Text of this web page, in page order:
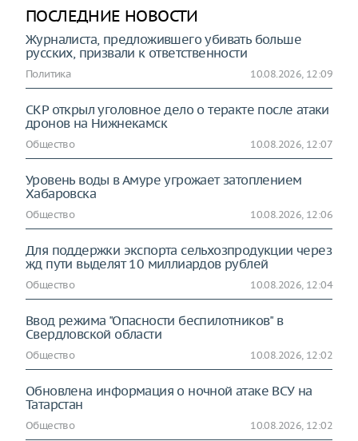
ПОСЛЕДНИЕ НОВОСТИ
Журналиста, предложившего убивать больше
русских, призвали к ответственности
Политика 10.08.2026, 12:09
СКР открыл уголовное дело о теракте после атаки
дронов на Нижнекамск
Общество 10.08.2026, 12:07
Уровень воды в Амуре угрожает затоплением
Хабаровска
Общество 10.08.2026, 12:06
Для поддержки экспорта сельхозпродукции через
жд пути выделят 10 миллиардов рублей
Общество 10.08.2026, 12:04
Ввод режима "Опасности беспилотников" в
Свердловской области
Общество 10.08.2026, 12:02
Обновлена информация о ночной атаке ВСУ на
Татарстан
Общество 10.08.2026, 12:02